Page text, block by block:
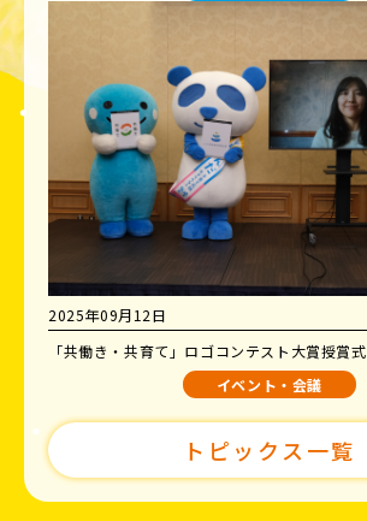
2025年09月12日
「共働き・共育て」ロゴコンテスト大賞授賞
イベント・会議
トピックス一覧